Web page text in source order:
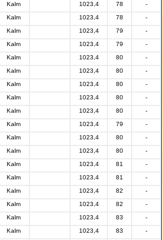
Kalm 1023,4 78
-
Kalm 1023,4 78
-
Kalm 1023,4 79
-
Kalm 1023,4 79
-
Kalm 1023,4 80
-
Kalm 1023,4 80
-
Kalm 1023,4 80
-
Kalm 1023,4 80
-
Kalm 1023,4 80
-
Kalm 1023,4 79
-
Kalm 1023,4 80
-
Kalm 1023,4 80
-
Kalm 1023,4 81
-
Kalm 1023,4 81
-
Kalm 1023,4 82
-
Kalm 1023,4 82
-
Kalm 1023,4 83
-
Kalm 1023,4 83
-